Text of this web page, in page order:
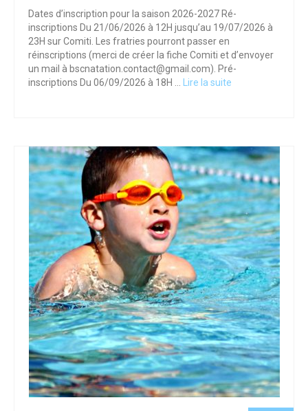
Dates d’inscription pour la saison 2026-2027 Ré-
inscriptions Du 21/06/2026 à 12H jusqu’au 19/07/2026 à
23H sur Comiti. Les fratries pourront passer en
réinscriptions (merci de créer la fiche Comiti et d’envoyer
un mail à bscnatation.contact@gmail.com). Pré-
inscriptions Du 06/09/2026 à 18H …
Lire la suite